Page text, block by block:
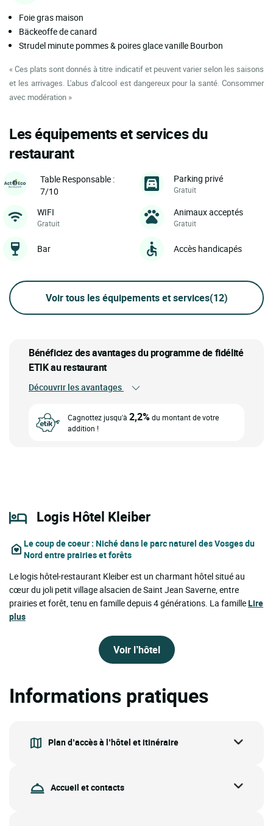
Foie gras maison
Bäckeoffe de canard
Strudel minute pommes & poires glace vanille Bourbon
« Ces plats sont donnés à titre indicatif et peuvent varier selon les saisons
et les arrivages. L'abus d'alcool est dangereux pour la santé. Consommer
avec modération »
Les équipements et services du
restaurant
Table Responsable :
7/10
Parking privé
Gratuit
WIFI
Gratuit
Animaux acceptés
Gratuit
Bar Accès handicapés
Voir tous les équipements et services(12)
Bénéficiez des avantages du programme de fidélité
ETIK au restaurant
Découvrir les avantages
Cagnottez jusqu'à 2,2%du montant de votre
addition !
Logis Hôtel Kleiber
Le coup de coeur : Niché dans le parc naturel des Vosges du
Nord entre prairies et forêts
Le logis hôtel-restaurant Kleiber est un charmant hôtel situé au
cœur du joli petit village alsacien de Saint Jean Saverne, entre
prairies et forêt, tenu en famille depuis 4 générations. La familleLire
plus
Voir l’hôtel
Informations pratiques
Plan d’accès à l’hôtel et itinéraire
Accueil et contacts